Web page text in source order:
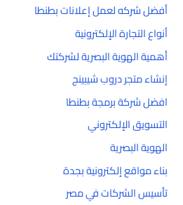
أفضل شركه لعمل إعلانات بطنطا
أنواع التجارة الإلكترونية
أهمية الهوية البصرية لشركتك
إنشاء متجر دروب شيبينج
افضل شركة برمجة بطنطا
التسويق الإلكتروني
الهوية البصرية
بناء مواقع إلكترونية بجدة
تأسيس الشركات في مصر